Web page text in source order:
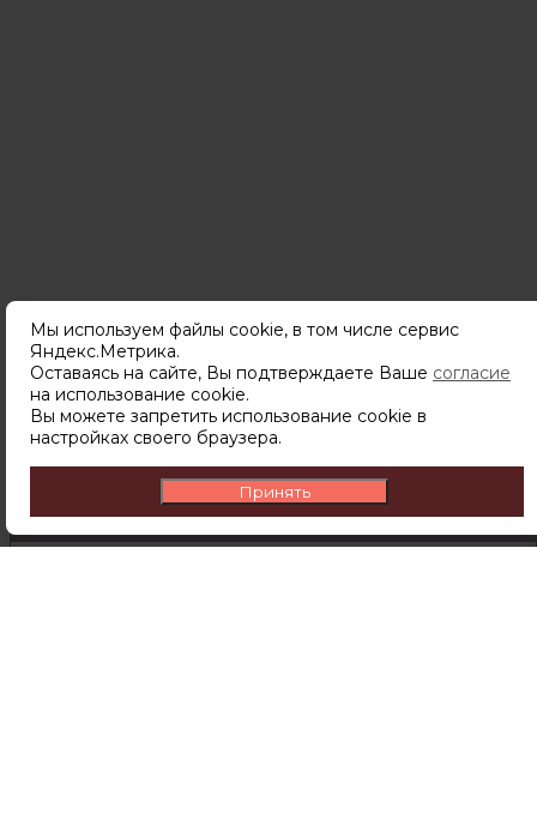
Подпишитесь
чтобы узнавать о новинках,
скидках и акциях первым.
Мы используем файлы cookie, в том числе сервис
Яндекс.Метрика.
Оставаясь на сайте, Вы подтверждаете Ваше согласие
на использование cookie.
Вы можете запретить использование cookie в
настройках своего браузера.
Принять